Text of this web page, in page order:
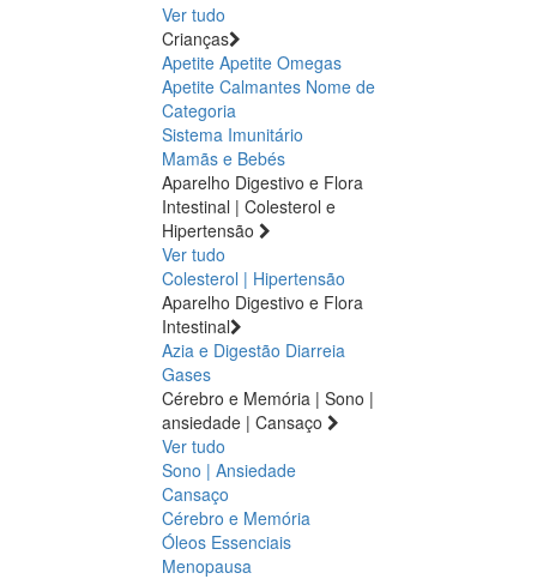
Ver tudo
Crianças
Apetite Apetite Omegas
Apetite Calmantes Nome de
Categoria
Sistema Imunitário
Mamãs e Bebés
Aparelho Digestivo e Flora
Intestinal | Colesterol e
Hipertensão
Ver tudo
Colesterol | Hipertensão
Aparelho Digestivo e Flora
Intestinal
Azia e Digestão Diarreia
Gases
Cérebro e Memória | Sono |
ansiedade | Cansaço
Ver tudo
Sono | Ansiedade
Cansaço
Cérebro e Memória
Óleos Essenciais
Menopausa